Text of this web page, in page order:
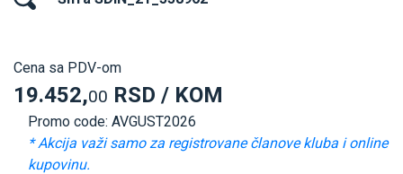
Cena sa PDV-om
19.452,00 RSD / KOM
Promo code: AVGUST2026
* Akcija važi samo za registrovane članove kluba i online
kupovinu.